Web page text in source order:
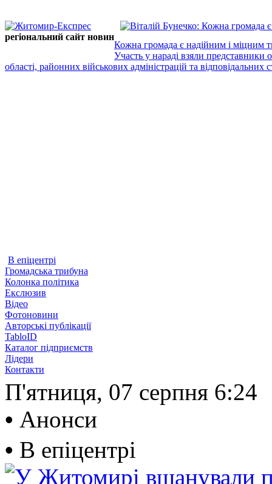
регіональний сайт новин
Кожна громада є надійним і міцним
Участь у нараді взяли представники
області, районних військових адміністрацій та відповідальних
В епіцентрі
Громадська трибуна
Колонка політика
Екслюзив
Відео
Фотоновини
Авторські публікації
TabloID
Каталог підприємств
Лідери
Контакти
П'ятниця, 07 серпня 6:24
• Анонси
• В епіцентрі